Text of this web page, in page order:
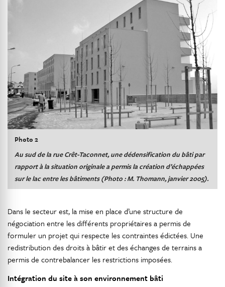
Photo 2
Au sud de la rue Crêt-Taconnet, une dédensification du bâti par
rapport à la situation originale a permis la création d’échappées
sur le lac entre les bâtiments (Photo : M. Thomann, janvier 2005).
Dans le secteur est, la mise en place d’une structure de
négociation entre les différents propriétaires a permis de
formuler un projet qui respecte les contraintes édictées. Une
redistribution des droits à bâtir et des échanges de terrains a
permis de contrebalancer les restrictions imposées.
Intégration du site à son environnement bâti